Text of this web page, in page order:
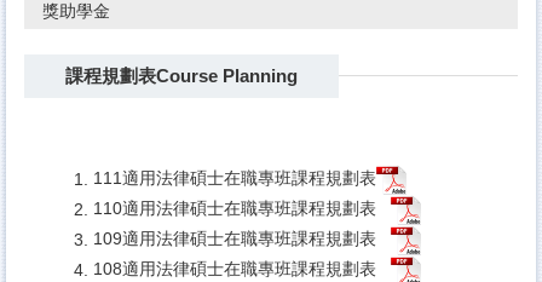
獎助學金
課程規劃表Course Planning
111適用法律碩士在職專班課程規劃表
110適用法律碩士在職專班課程規劃表
109適用法律碩士在職專班課程規劃表
108適用法律碩士在職專班課程規劃表